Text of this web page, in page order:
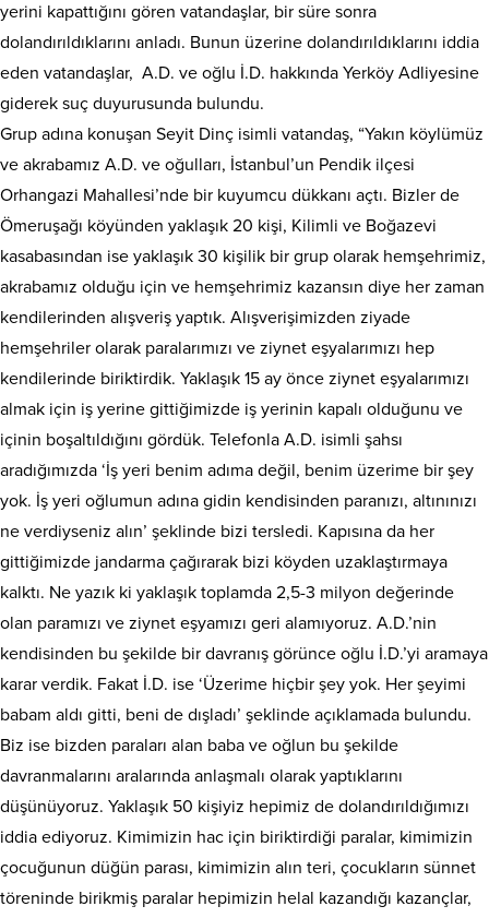
yerini kapattığını gören vatandaşlar, bir süre sonra
dolandırıldıklarını anladı. Bunun üzerine dolandırıldıklarını iddia
eden vatandaşlar, A.D. ve oğlu İ.D. hakkında Yerköy Adliyesine
giderek suç duyurusunda bulundu.
Grup adına konuşan Seyit Dinç isimli vatandaş, “Yakın köylümüz
ve akrabamız A.D. ve oğulları, İstanbul’un Pendik ilçesi
Orhangazi Mahallesi’nde bir kuyumcu dükkanı açtı. Bizler de
Ömeruşağı köyünden yaklaşık 20 kişi, Kilimli ve Boğazevi
kasabasından ise yaklaşık 30 kişilik bir grup olarak hemşehrimiz,
akrabamız olduğu için ve hemşehrimiz kazansın diye her zaman
kendilerinden alışveriş yaptık. Alışverişimizden ziyade
hemşehriler olarak paralarımızı ve ziynet eşyalarımızı hep
kendilerinde biriktirdik. Yaklaşık 15 ay önce ziynet eşyalarımızı
almak için iş yerine gittiğimizde iş yerinin kapalı olduğunu ve
içinin boşaltıldığını gördük. Telefonla A.D. isimli şahsı
aradığımızda ‘İş yeri benim adıma değil, benim üzerime bir şey
yok. İş yeri oğlumun adına gidin kendisinden paranızı, altınınızı
ne verdiyseniz alın’ şeklinde bizi tersledi. Kapısına da her
gittiğimizde jandarma çağırarak bizi köyden uzaklaştırmaya
kalktı. Ne yazık ki yaklaşık toplamda 2,5-3 milyon değerinde
olan paramızı ve ziynet eşyamızı geri alamıyoruz. A.D.’nin
kendisinden bu şekilde bir davranış görünce oğlu İ.D.’yi aramaya
karar verdik. Fakat İ.D. ise ‘Üzerime hiçbir şey yok. Her şeyimi
babam aldı gitti, beni de dışladı’ şeklinde açıklamada bulundu.
Biz ise bizden paraları alan baba ve oğlun bu şekilde
davranmalarını aralarında anlaşmalı olarak yaptıklarını
düşünüyoruz. Yaklaşık 50 kişiyiz hepimiz de dolandırıldığımızı
iddia ediyoruz. Kimimizin hac için biriktirdiği paralar, kimimizin
çocuğunun düğün parası, kimimizin alın teri, çocukların sünnet
töreninde birikmiş paralar hepimizin helal kazandığı kazançlar,